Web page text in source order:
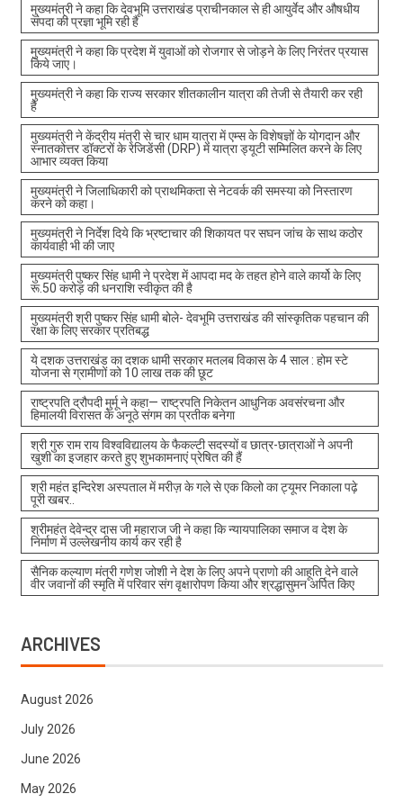
मुख्यमंत्री ने कहा कि देवभूमि उत्तराखंड प्राचीनकाल से ही आयुर्वेद और औषधीय
संपदा की प्रज्ञा भूमि रही है
मुख्यमंत्री ने कहा कि प्रदेश में युवाओं को रोजगार से जोड़ने के लिए निरंतर प्रयास
किये जाए।
मुख्यमंत्री ने कहा कि राज्य सरकार शीतकालीन यात्रा की तेजी से तैयारी कर रही
है
मुख्यमंत्री ने केंद्रीय मंत्री से चार धाम यात्रा में एम्स के विशेषज्ञों के योगदान और
स्नातकोत्तर डॉक्टरों के रेजिडेंसी (DRP) में यात्रा ड्यूटी सम्मिलित करने के लिए
आभार व्यक्त किया
मुख्यमंत्री ने जिलाधिकारी को प्राथमिकता से नेटवर्क की समस्या को निस्तारण
करने को कहा।
मुख्यमंत्री ने निर्देश दिये कि भ्रष्टाचार की शिकायत पर सघन जांच के साथ कठोर
कार्यवाही भी की जाए
मुख्यमंत्री पुष्कर सिंह धामी ने प्रदेश में आपदा मद के तहत होने वाले कार्यो के लिए
रू.50 करोड़ की धनराशि स्वीकृत की है
मुख्यमंत्री श्री पुष्कर सिंह धामी बोले- देवभूमि उत्तराखंड की सांस्कृतिक पहचान की
रक्षा के लिए सरकार प्रतिबद्ध
ये दशक उत्तराखंड का दशक धामी सरकार मतलब विकास के 4 साल : होम स्टे
योजना से ग्रामीणों को 10 लाख तक की छूट
राष्ट्रपति द्रौपदी मुर्मू ने कहा— राष्ट्रपति निकेतन आधुनिक अवसंरचना और
हिमालयी विरासत के अनूठे संगम का प्रतीक बनेगा
श्री गुरु राम राय विश्वविद्यालय के फैकल्टी सदस्यों व छात्र-छात्राओं ने अपनी
खुशी का इजहार करते हुए शुभकामनाएं प्रेषित की हैं
श्री महंत इन्दिरेश अस्पताल में मरीज़ के गले से एक किलो का ट्यूमर निकाला पढ़े
पूरी खबर..
श्रीमहंत देवेन्द्र दास जी महाराज जी ने कहा कि न्यायपालिका समाज व देश के
निर्माण में उल्लेखनीय कार्य कर रही है
सैनिक कल्याण मंत्री गणेश जोशी ने देश के लिए अपने प्राणो की आहूति देने वाले
वीर जवानों की स्मृति में परिवार संग वृक्षारोपण किया और श्रद्धासुमन अर्पित किए
ARCHIVES
August 2026
July 2026
June 2026
May 2026